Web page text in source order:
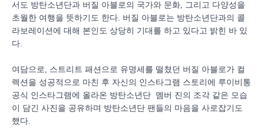
서도 방탄소년단과 버질 아블로의 국가와 문화, 그리고 다양성을
초월한 여행을 뜻하기도 한다. 버질 아블로는 방탄소년단과의 콜
라보레이션에 대해 본인도 상당히 기대를 하고 있다고 밝힌 바 있
다.
여담으로, 스트리트 패션으로 유명세를 떨쳤던 버질 아블로가 컬
렉션을 성공적으로 마친 후 자신의 인스타그램 스토리에 루이비통
공식 인스타그램에 올라온 방탄소년단 멤버 진의 조각 같은 모습
이 담긴 사진을 공유하며 방탄소년단 팬들의 마음을 사로잡기도
했다.